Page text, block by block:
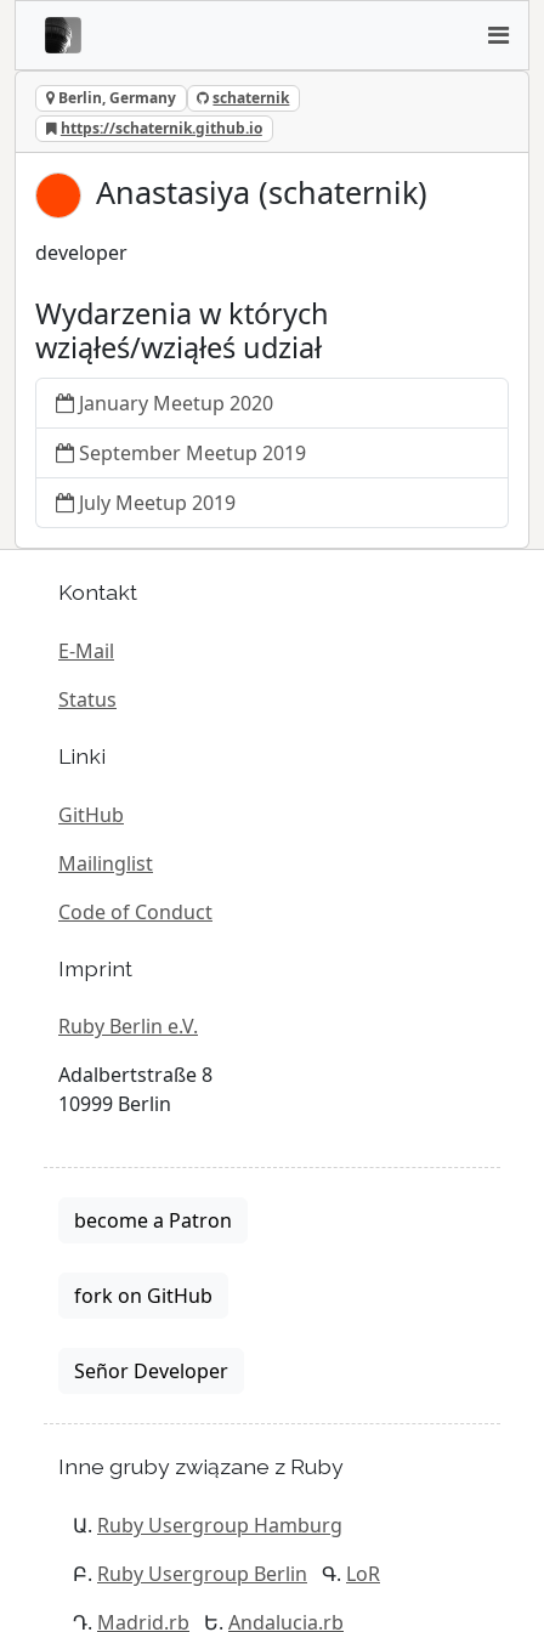
Berlin, Germany
schaternik
https://schaternik.github.io
Anastasiya (schaternik)
developer
Wydarzenia w których
wziąłeś/wziąłeś udział
January Meetup 2020
September Meetup 2019
July Meetup 2019
Kontakt
E-Mail
Status
Linki
GitHub
Mailinglist
Code of Conduct
Imprint
Ruby Berlin e.V.
Adalbertstraße 8
10999 Berlin
become a Patron
fork on GitHub
Señor Developer
Inne gruby związane z Ruby
Ruby Usergroup Hamburg
Ruby Usergroup Berlin
LoR
Madrid.rb
Andalucia.rb